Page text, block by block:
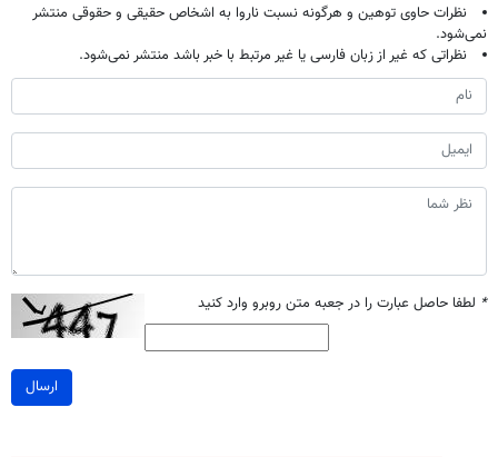
نظرات حاوی توهین و هرگونه نسبت ناروا به اشخاص حقیقی و حقوقی منتشر
نمی‌شود.
نظراتی که غیر از زبان فارسی یا غیر مرتبط با خبر باشد منتشر نمی‌شود.
* لطفا حاصل عبارت را در جعبه متن روبرو وارد کنید
ارسال